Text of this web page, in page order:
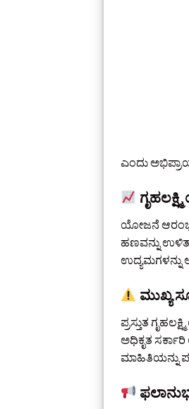
ಎಂದು ಅಭಿಪ್ರಾಯ
ಯೋಜನೆ
ಹಣವನ್ನು
ಉದ್ಯಮಗಳನ್ನು
ಮುಖ್ಯ
ಪ್ರಸ್ತುತ
ಅಧಿಕೃತ
ಮಾಹಿತಿಯನ್ನು